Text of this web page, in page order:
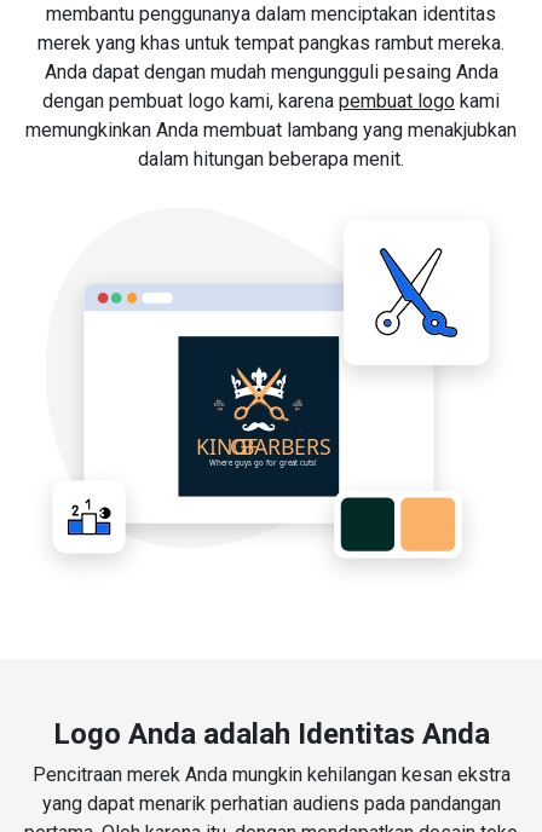
membantu penggunanya dalam menciptakan identitas
merek yang khas untuk tempat pangkas rambut mereka.
Anda dapat dengan mudah mengungguli pesaing Anda
dengan pembuat logo kami, karena pembuat logo kami
memungkinkan Anda membuat lambang yang menakjubkan
dalam hitungan beberapa menit.
Logo Anda adalah Identitas Anda
Pencitraan merek Anda mungkin kehilangan kesan ekstra
yang dapat menarik perhatian audiens pada pandangan